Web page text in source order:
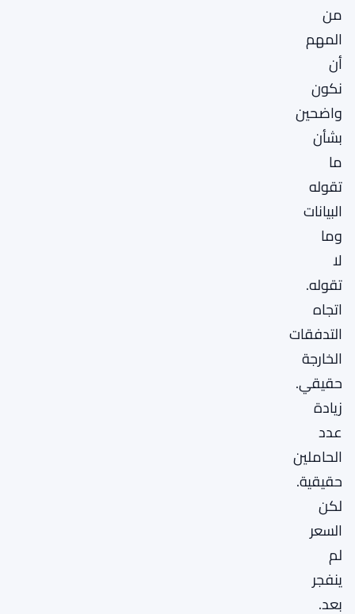
من
المهم
أن
نكون
واضحين
بشأن
ما
تقوله
البيانات
وما
لا
تقوله.
اتجاه
التدفقات
الخارجة
حقيقي.
زيادة
عدد
الحاملين
حقيقية.
لكن
السعر
لم
ينفجر
بعد.